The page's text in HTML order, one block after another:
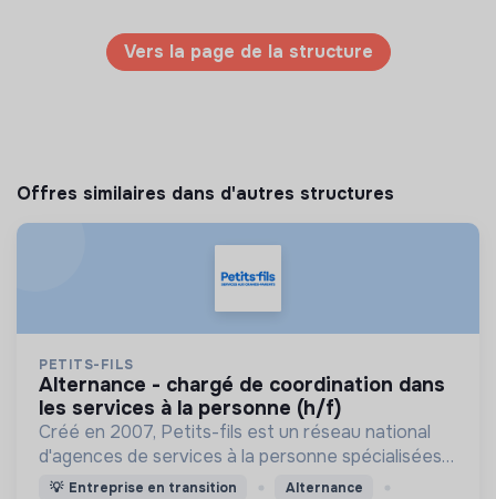
Vers la page de la structure
Offres similaires dans d'autres structures
PETITS-FILS
alternance - chargé de coordination dans
les services à la personne (h/f)
Créé en 2007, Petits-fils est un réseau national
d'agences de services à la personne spécialisées
dans l'aide à domicile pour les personnes âgées.
💡 Entreprise en transition Alternance